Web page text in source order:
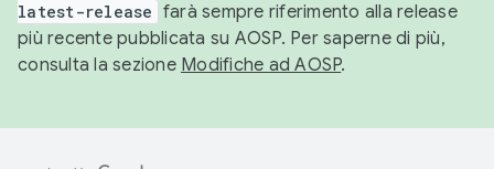
latest-release farà sempre riferimento alla release
più recente pubblicata su AOSP. Per saperne di più,
consulta la sezione Modifiche ad AOSP.